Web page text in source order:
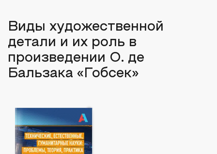
Виды художественной
детали и их роль в
произведении О. де
Бальзака «Гобсек»